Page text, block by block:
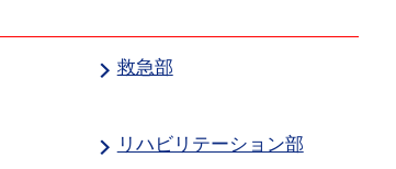
救急部
リハビリテーション部